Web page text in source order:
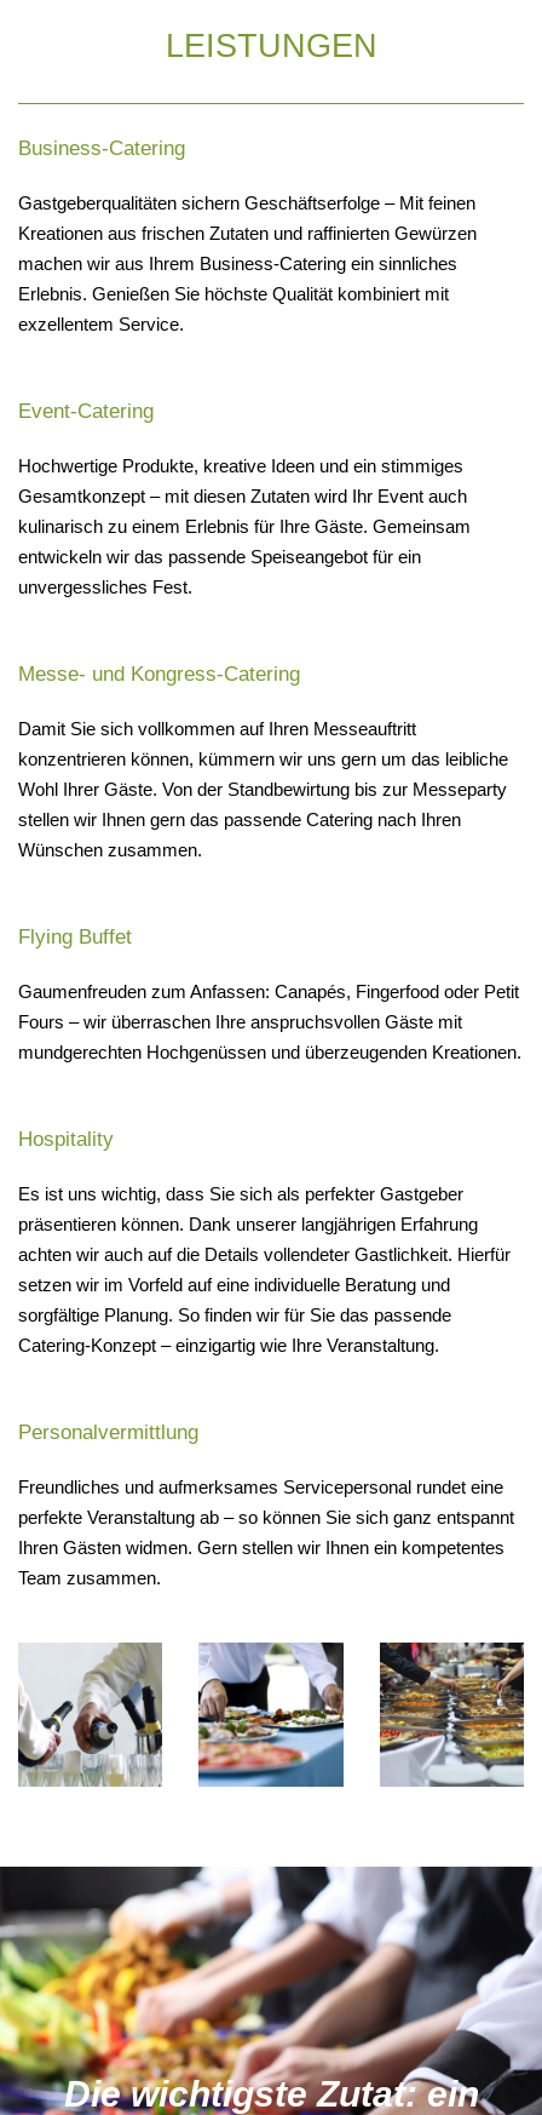
LEISTUNGEN
Business-Catering
Gastgeberqualitäten sichern Geschäftserfolge – Mit feinen
Kreationen aus frischen Zutaten und raffinierten Gewürzen
machen wir aus Ihrem Business-Catering ein sinnliches
Erlebnis. Genießen Sie höchste Qualität kombiniert mit
exzellentem Service.
Event-Catering
Hochwertige Produkte, kreative Ideen und ein stimmiges
Gesamtkonzept – mit diesen Zutaten wird Ihr Event auch
kulinarisch zu einem Erlebnis für Ihre Gäste. Gemeinsam
entwickeln wir das passende Speiseangebot für ein
unvergessliches Fest.
Messe- und Kongress-Catering
Damit Sie sich vollkommen auf Ihren Messeauftritt
konzentrieren können, kümmern wir uns gern um das leibliche
Wohl Ihrer Gäste. Von der Standbewirtung bis zur Messeparty
stellen wir Ihnen gern das passende Catering nach Ihren
Wünschen zusammen.
Flying Buffet
Gaumenfreuden zum Anfassen: Canapés, Fingerfood oder Petit
Fours – wir überraschen Ihre anspruchsvollen Gäste mit
mundgerechten Hochgenüssen und überzeugenden Kreationen.
Hospitality
Es ist uns wichtig, dass Sie sich als perfekter Gastgeber
präsentieren können. Dank unserer langjährigen Erfahrung
achten wir auch auf die Details vollendeter Gastlichkeit. Hierfür
setzen wir im Vorfeld auf eine individuelle Beratung und
sorgfältige Planung. So finden wir für Sie das passende
Catering-Konzept – einzigartig wie Ihre Veranstaltung.
Personalvermittlung
Freundliches und aufmerksames Servicepersonal rundet eine
perfekte Veranstaltung ab – so können Sie sich ganz entspannt
Ihren Gästen widmen. Gern stellen wir Ihnen ein kompetentes
Team zusammen.
Die wichtigste Zutat: ein